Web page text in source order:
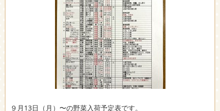
９月13日（月）〜の野菜入荷予定表です。